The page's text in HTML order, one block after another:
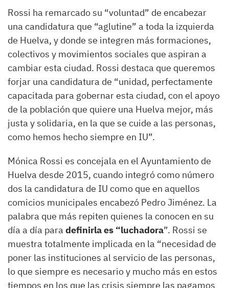
Rossi ha remarcado su “voluntad” de encabezar
una candidatura que “aglutine” a toda la izquierda
de Huelva, y donde se integren más formaciones,
colectivos y movimientos sociales que aspiran a
cambiar esta ciudad. Rossi destaca que queremos
forjar una candidatura de “unidad, perfectamente
capacitada para gobernar esta ciudad, con el apoyo
de la población que quiere una Huelva mejor, más
justa y solidaria, en la que se cuide a las personas,
como hemos hecho siempre en IU”.
Mónica Rossi es concejala en el Ayuntamiento de
Huelva desde 2015, cuando integró como número
dos la candidatura de IU como que en aquellos
comicios municipales encabezó Pedro Jiménez. La
palabra que más repiten quienes la conocen en su
día a día para definirla es “luchadora”. Rossi se
muestra totalmente implicada en la “necesidad de
poner las instituciones al servicio de las personas,
lo que siempre es necesario y mucho más en estos
tiempos en los que las crisis siempre las pagamos